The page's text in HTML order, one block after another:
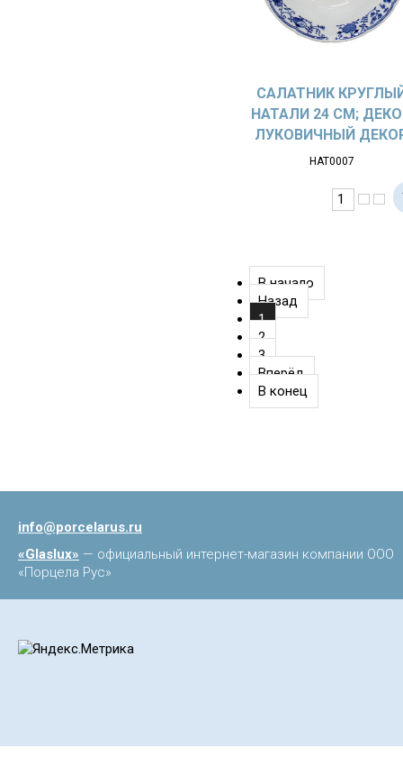
САЛАТНИК
НАТАЛИ 24 СМ;
ЛУКОВИЧНЫЙ
НАТ0007
В начало
Назад
1
2
3
Вперёд
В конец
info@porcelarus.ru
«Glaslux» — официальный интернет-магазин компании ООО
«Порцела Рус»